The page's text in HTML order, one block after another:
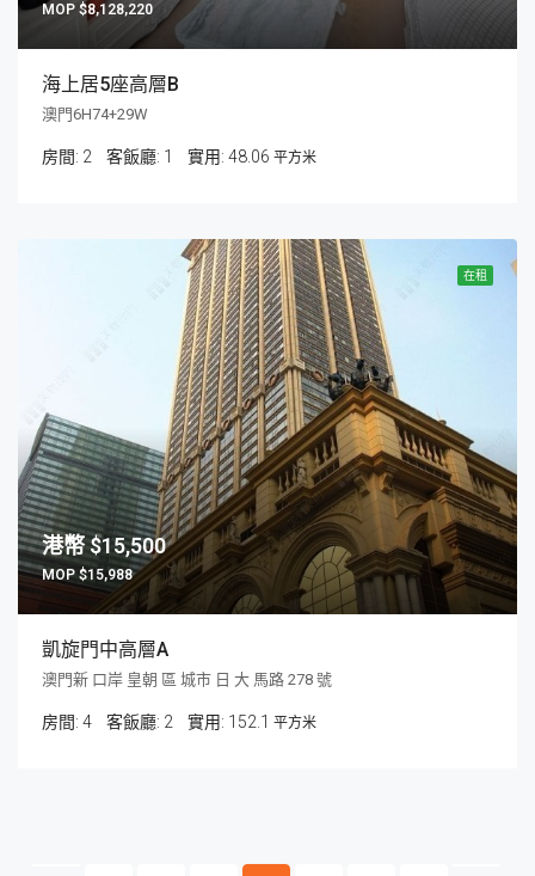
$8,128,220
海上居5座高層B
澳門6H74+29W
房間: 2 客飯廳: 1 48.06 平方米
在租
$15,500
$15,988
凱旋門中高層A
澳門新 口岸 皇朝 區 城市 日 大 馬路 278 號
房間: 4 客飯廳: 2 152.1 平方米